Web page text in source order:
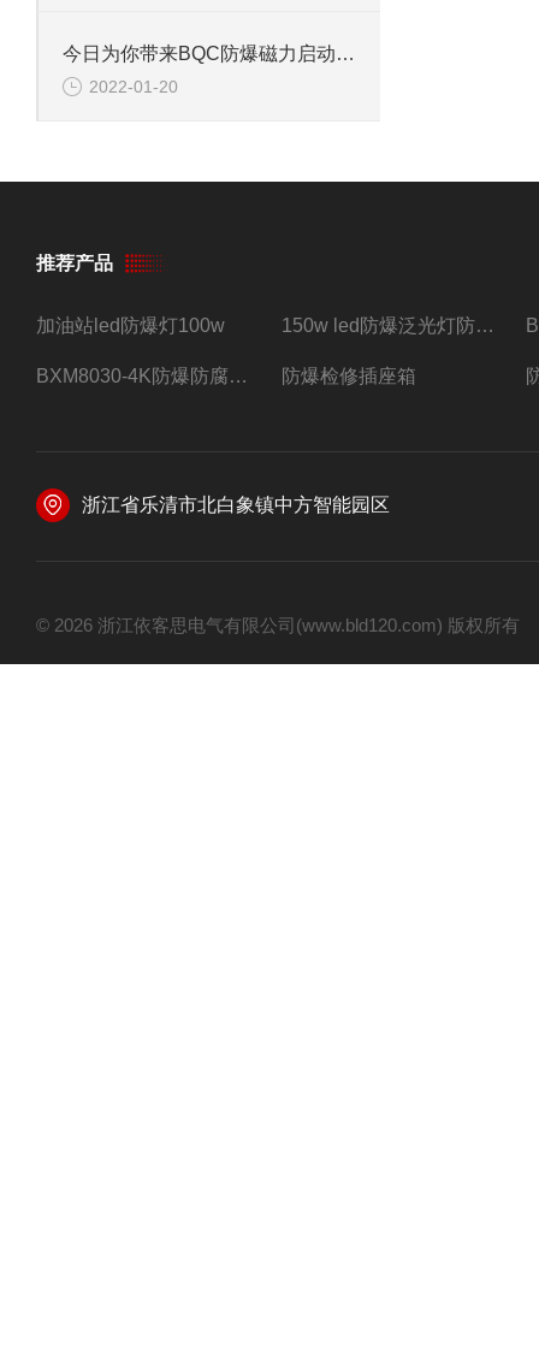
今日为你带来BQC防爆磁力启动器结构与特性的解析
2022-01-20
推荐产品
加油站led防爆灯100w 150w led防爆泛光灯防水防尘防爆三防灯
BXM8030-4K防爆防腐照明配电箱四路带总开关 防爆检修插座箱
浙江省乐清市北白象镇中方智能园区
© 2026 浙江依客思电气有限公司(www.bld120.com) 版权所有